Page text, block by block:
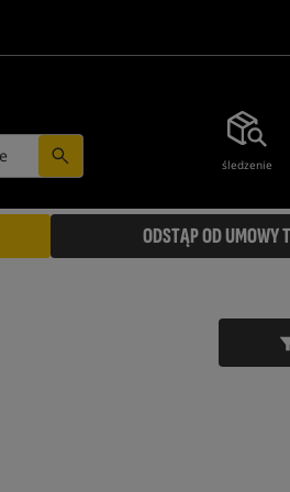
śledzenie
ODSTĄP OD UMOWY